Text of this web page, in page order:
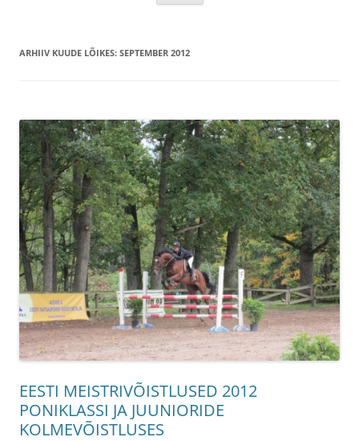
juurde
ARHIIV KUUDE LÕIKES: SEPTEMBER 2012
EESTI MEISTRIVÕISTLUSED 2012
PONIKLASSI JA JUUNIORIDE
KOLMEVÕISTLUSES